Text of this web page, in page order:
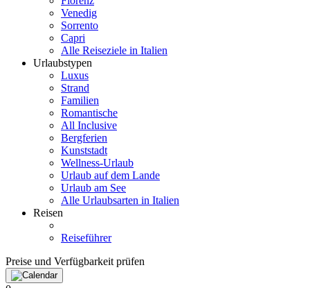
Venedig
Sorrento
Capri
Alle Reiseziele in Italien
Urlaubstypen
Luxus
Strand
Familien
Romantische
All Inclusive
Bergferien
Kunststadt
Wellness-Urlaub
Urlaub auf dem Lande
Urlaub am See
Alle Urlaubsarten in Italien
Reisen
Reiseführer
Preise und Verfügbarkeit prüfen